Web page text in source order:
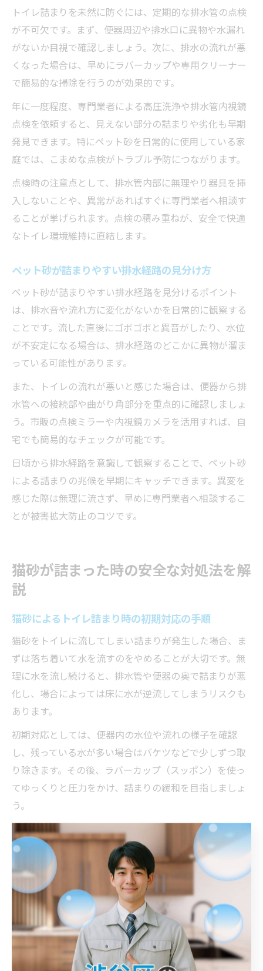
トイレ詰まりを未然に防ぐには、定期的な排水管の点検
が不可欠です。まず、便器周辺や排水口に異物や水漏れ
がないか目視で確認しましょう。次に、排水の流れが悪
くなった場合は、早めにラバーカップや専用クリーナー
で簡易的な掃除を行うのが効果的です。
年に一度程度、専門業者による高圧洗浄や排水管内視鏡
点検を依頼すると、見えない部分の詰まりや劣化も早期
発見できます。特にペット砂を日常的に使用している家
庭では、こまめな点検がトラブル予防につながります。
点検時の注意点として、排水管内部に無理やり器具を挿
入しないことや、異常があればすぐに専門業者へ相談す
ることが挙げられます。点検の積み重ねが、安全で快適
なトイレ環境維持に直結します。
ペット砂が詰まりやすい排水経路の見分け方
ペット砂が詰まりやすい排水経路を見分けるポイント
は、排水音や流れ方に変化がないかを日常的に観察する
ことです。流した直後にゴボゴボと異音がしたり、水位
が不安定になる場合は、排水経路のどこかに異物が溜ま
っている可能性があります。
また、トイレの流れが悪いと感じた場合は、便器から排
水管への接続部や曲がり角部分を重点的に確認しましょ
う。市販の点検ミラーや内視鏡カメラを活用すれば、自
宅でも簡易的なチェックが可能です。
日頃から排水経路を意識して観察することで、ペット砂
による詰まりの兆候を早期にキャッチできます。異変を
感じた際は無理に流さず、早めに専門業者へ相談するこ
とが被害拡大防止のコツです。
猫砂が詰まった時の安全な対処法を解
説
猫砂によるトイレ詰まり時の初期対応の手順
猫砂をトイレに流してしまい詰まりが発生した場合、ま
ずは落ち着いて水を流すのをやめることが大切です。無
理に水を流し続けると、排水管や便器の奥で詰まりが悪
化し、場合によっては床に水が逆流してしまうリスクも
あります。
初期対応としては、便器内の水位や流れの様子を確認
し、残っている水が多い場合はバケツなどで少しずつ取
り除きます。その後、ラバーカップ（スッポン）を使っ
てゆっくりと圧力をかけ、詰まりの緩和を目指しましょ
う。
この時、強く押し込むのではなく、ゆっくりと押して引
く動作を繰り返すことがポイントです。ペット砂は水に
溶けにくく、勢いよく押すと排水管の奥まで押し込まれ
てしまうことがあるため、慎重な作業が必要です。
トイレ詰まりで水を流す前に確認すべき点
トイレ詰まりが疑われる際、無理にレバーを回して水を
流す前に必ず状況を確認しましょう。詰まりの原因がペ